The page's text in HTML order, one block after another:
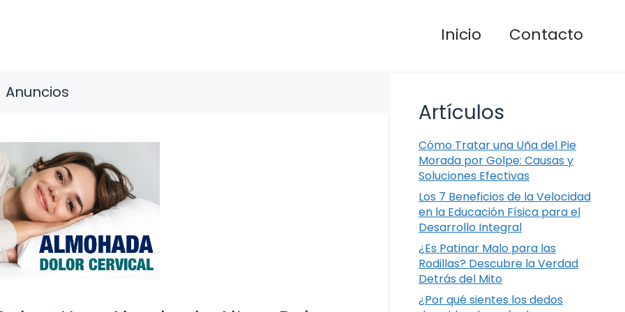
Inicio Contacto
Anuncios
Artículos
Cómo Tratar una Uña del Pie
Morada por Golpe: Causas y
Soluciones Efectivas
Los 7 Beneficios de la Velocidad
en la Educación Física para el
Desarrollo Integral
¿Es Patinar Malo para las
Rodillas? Descubre la Verdad
Detrás del Mito
¿Por qué sientes los dedos